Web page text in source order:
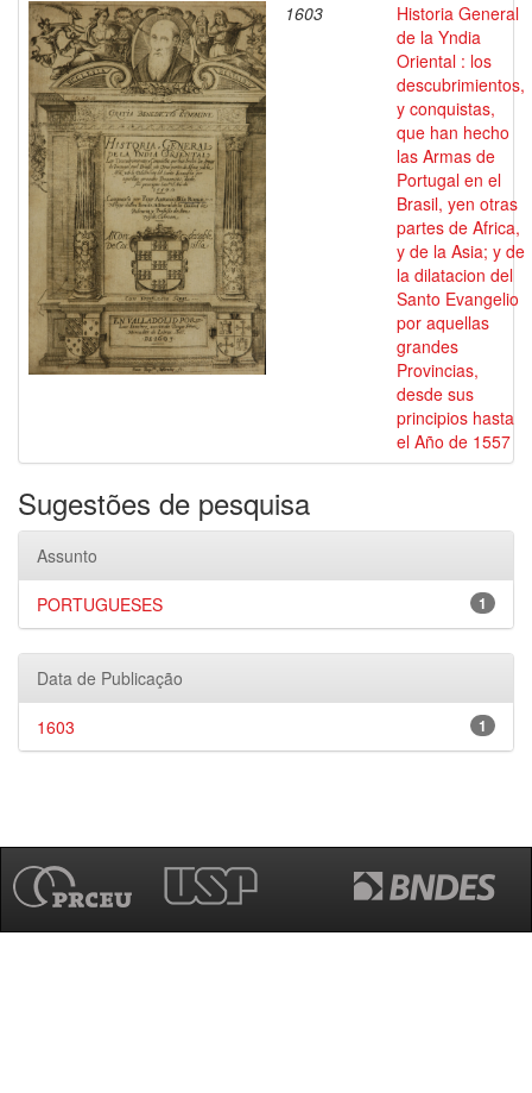
1603
Historia General
de la Yndia
Oriental : los
descubrimientos,
y conquistas,
que han hecho
las Armas de
Portugal en el
Brasil, yen otras
partes de Africa,
y de la Asia; y de
la dilatacion del
Santo Evangelio
por aquellas
grandes
Provincias,
desde sus
principios hasta
el Año de 1557
Sugestões de pesquisa
Assunto
1
PORTUGUESES
Data de Publicação
1
1603